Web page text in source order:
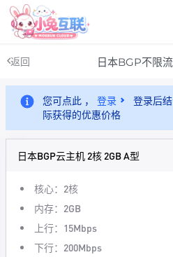
返回 日本BGP不限
您可点此 ， 登录
登录后
际获得的优惠价格
日本BGP云主机 2核 2GB A型
核心：2核
内存：2GB
上行：15Mbps
下行：200Mbps